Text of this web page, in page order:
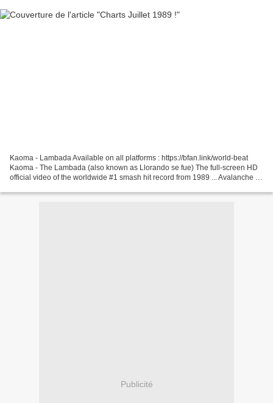
Kaoma - Lambada Available on all platforms : https://bfan.link/world-beat
Kaoma - The Lambada (also known as Llorando se fue) The full-screen HD
official video of the worldwide #1 smash hit record from 1989 ... Avalanche -
Publicité